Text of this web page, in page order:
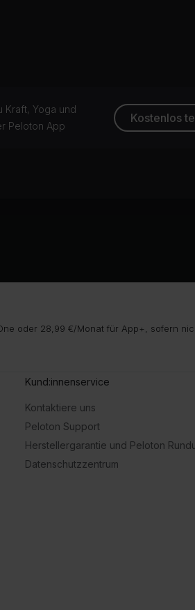
Kraft, Yoga und
Peloton App
Kostenlos
oder 28,99 €/Monat für App+, sofern
Kund:innenservice
Kontaktiere uns
Peloton Support
Herstellergarantie und Peloton
Datenschutzzentrum